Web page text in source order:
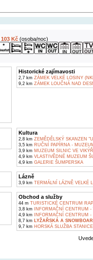
103 Kč(osoba/noc)
Historické zajímavosti
2,7 km ZÁMEK VELKÉ LOSINY
9,2 km ZÁMEK LOUČNÁ NAD
Kultura
2,8 km ZEMĚDĚLSKÝ SKANZEN
3,5 km RUČNÍ PAPÍRNA -
3,9 km MUZEUM SILNIC VE
4,9 km VLASTIVĚDNÉ MUZEUM
4,9 km GALERIE ŠUMPERSKA
Lázně
3,9 km TERMÁLNÍ LÁZNĚ VELKÉ
Obchod a služby
44 m TURISTICKÉ CENTRUM
3,8 km INFORMAČNÍ CENTRUM -
4,9 km INFORMAČNÍ CENTRUM -
8,7 km LYŽAŘSKÁ A
9,7 km HORSKÁ SLUŽBA